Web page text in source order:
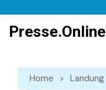
content
Presse.Online
Home Landung